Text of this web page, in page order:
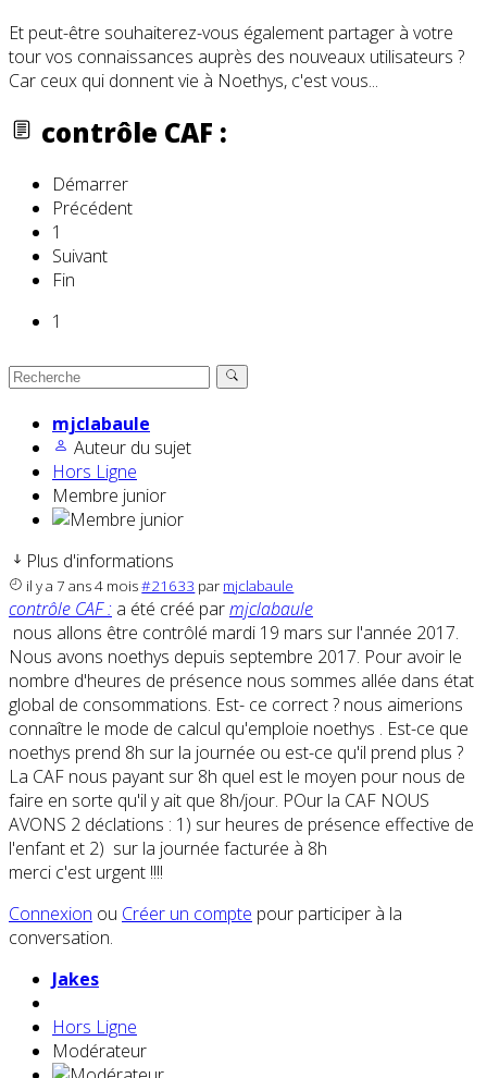
Et peut-être souhaiterez-vous également partager à votre
tour vos connaissances auprès des nouveaux utilisateurs ?
Car ceux qui donnent vie à Noethys, c'est vous...
contrôle CAF :
Démarrer
Précédent
1
Suivant
Fin
1
mjclabaule
Auteur du sujet
Hors Ligne
Membre junior
Plus d'informations
il y a 7 ans 4 mois#21633 par mjclabaule
contrôle CAF : a été créé parmjclabaule
nous allons être contrôlé mardi 19 mars sur l'année 2017.
Nous avons noethys depuis septembre 2017. Pour avoir le
nombre d'heures de présence nous sommes allée dans état
global de consommations. Est- ce correct ? nous aimerions
connaître le mode de calcul qu'emploie noethys . Est-ce que
noethys prend 8h sur la journée ou est-ce qu'il prend plus ?
La CAF nous payant sur 8h quel est le moyen pour nous de
faire en sorte qu'il y ait que 8h/jour. POur la CAF NOUS
AVONS 2 déclations : 1) sur heures de présence effective de
l'enfant et 2) sur la journée facturée à 8h
merci c'est urgent !!!!
Connexion ou Créer un compte pour participer à la
conversation.
Jakes
Hors Ligne
Modérateur